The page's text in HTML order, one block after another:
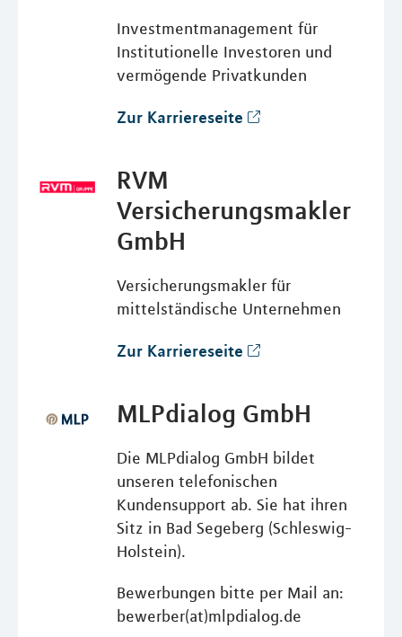
Investmentmanagement für
Institutionelle Investoren und
vermögende Privatkunden
Zur Karriereseite
RVM
Versicherungsmakler
GmbH
Versicherungsmakler für
mittelständische Unternehmen
Zur Karriereseite
MLPdialog GmbH
Die MLPdialog GmbH bildet
unseren telefonischen
Kundensupport ab. Sie hat ihren
Sitz in Bad Segeberg (Schleswig-
Holstein).
Bewerbungen bitte per Mail an:
bewerber(at)mlpdialog.de